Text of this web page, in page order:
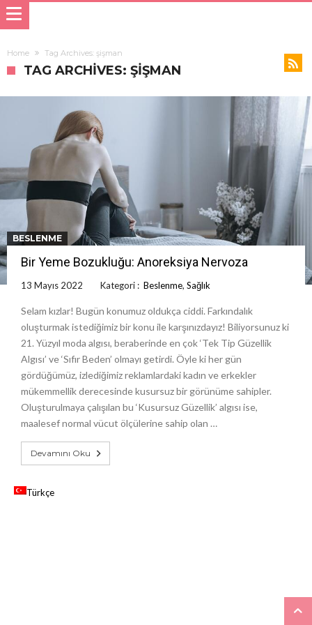
Home Tag Archives: şişman
TAG ARCHIVES: ŞIŞMAN
BESLENME
Bir Yeme Bozukluğu: Anoreksiya Nervoza
13 Mayıs 2022 Kategori : Beslenme, Sağlık
Selam kızlar! Bugün konumuz oldukça ciddi. Farkındalık
oluşturmak istediğimiz bir konu ile karşınızdayız! Biliyorsunuz ki
21. Yüzyıl moda algısı, beraberinde en çok ‘Tek Tip Güzellik
Algısı’ ve ‘Sıfır Beden’ olmayı getirdi. Öyle ki her gün
gördüğümüz, izlediğimiz reklamlardaki kadın ve erkekler
mükemmellik derecesinde kusursuz bir görünüme sahipler.
Oluşturulmaya çalışılan bu ‘Kusursuz Güzellik’ algısı ise,
maalesef normal vücut ölçülerine sahip olan …
Devamını Oku
Türkçe